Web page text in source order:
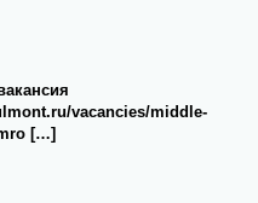
vacancies/middle-
[…]